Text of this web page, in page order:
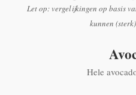
Let op: vergelijkingen op basis
kunnen
Hele